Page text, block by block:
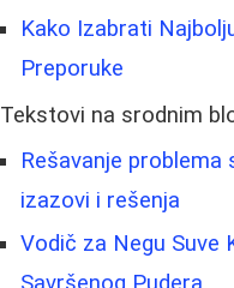
Kako Izabrati
Preporuke
Tekstovi na srodnim
Rešavanje problema
izazovi i rešenja
Vodič za Negu Suve